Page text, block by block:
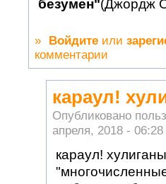
безумен"(Джордж
» Войдите или
комментарии
караул!
Опубликовано
апреля, 2018 - 06:28
караул!